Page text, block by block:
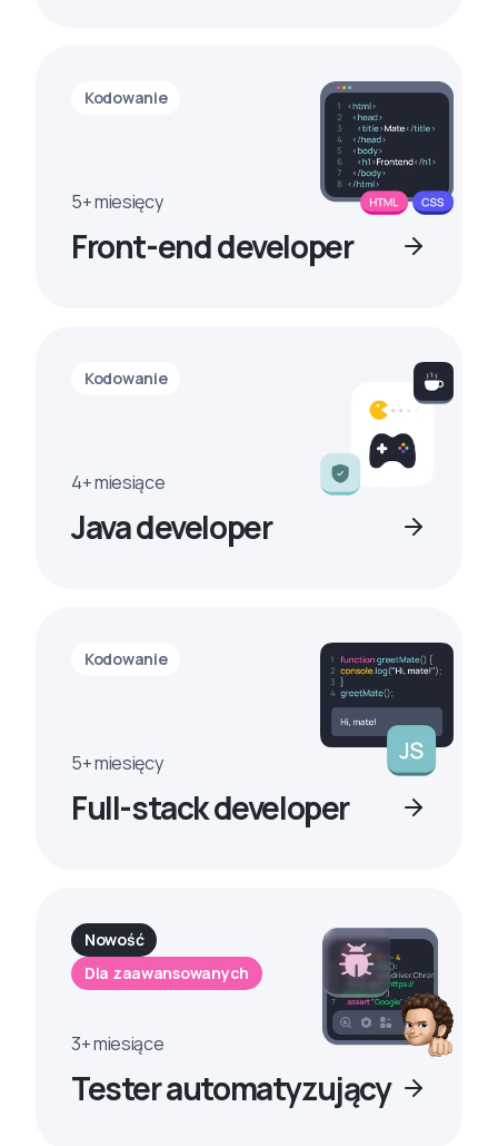
Kodowanie
5+ miesięcy
Front-end developer
Kodowanie
4+ miesiące
Java developer
Kodowanie
5+ miesięcy
Full-stack developer
Nowość
Dla zaawansowanych
3+ miesiące
Tester automatyzujący